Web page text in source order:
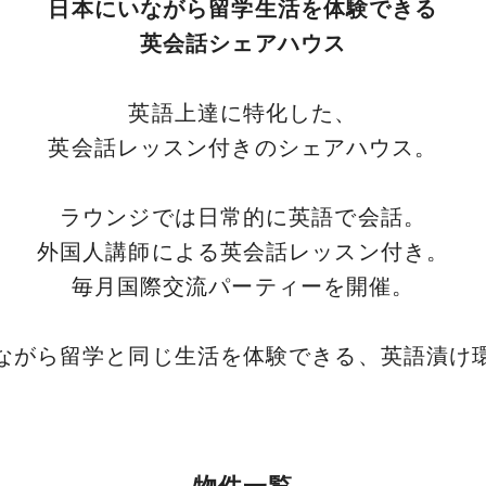
日本にいながら留学生活を体験できる
英会話シェアハウス
英語上達に特化した、
英会話レッスン付きのシェアハウス。
ラウンジでは日常的に英語で会話。
外国人講師による英会話レッスン付き。
毎月国際交流パーティーを開催。
がら留学と同じ生活を体験できる、英語漬け